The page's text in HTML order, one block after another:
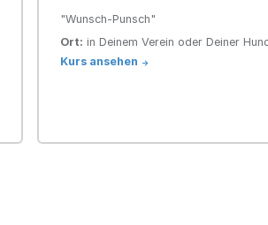
"Wunsch-Punsch"
Ort: in Deinem Verein oder Deiner
Kurs ansehen ->